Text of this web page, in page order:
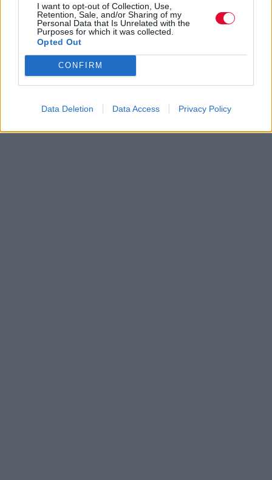
I want to opt-out of Collection, Use,
Retention, Sale, and/or Sharing of my
Personal Data that Is Unrelated with the
Purposes for which it was collected.
Opted Out
CONFIRM
Data Deletion Data Access Privacy Policy